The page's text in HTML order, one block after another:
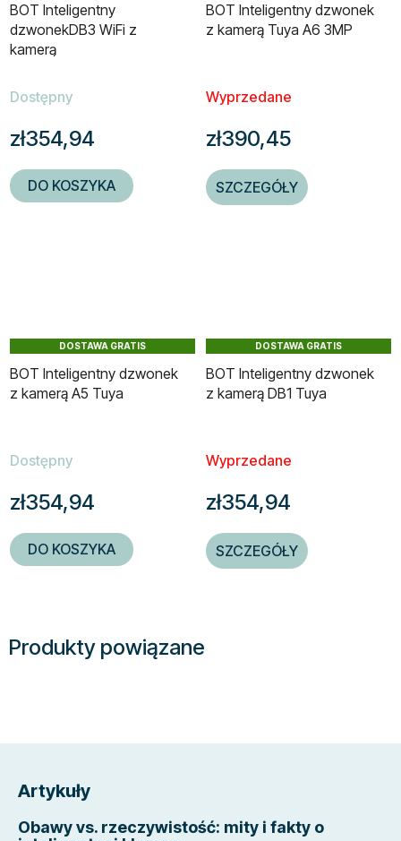
Produkty powiązane
BOT Inteligentny
dzwonekDB3 WiFi z
kamerą
Dostępny
zł354,94
DO KOSZYKA
BOT Inteligentny dzwonek
z kamerą Tuya A6 3MP
Wyprzedane
zł390,45
SZCZEGÓŁY
DOSTAWA GRATIS
BOT Inteligentny dzwonek
z kamerą A5 Tuya
Dostępny
zł354,94
DO KOSZYKA
DOSTAWA GRATIS
BOT Inteligentny dzwonek
z kamerą DB1 Tuya
Wyprzedane
zł354,94
SZCZEGÓŁY
Artykuły
Obawy vs. rzeczywistość: mity i fakty o